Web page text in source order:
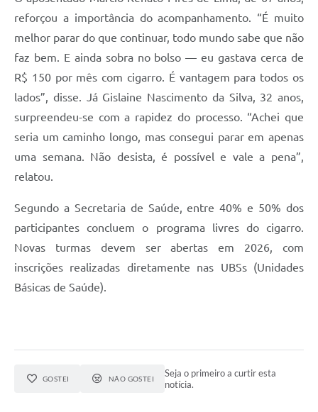
reforçou a importância do acompanhamento. “É muito
melhor parar do que continuar, todo mundo sabe que não
faz bem. E ainda sobra no bolso — eu gastava cerca de
R$ 150 por mês com cigarro. É vantagem para todos os
lados”, disse. Já Gislaine Nascimento da Silva, 32 anos,
surpreendeu-se com a rapidez do processo. “Achei que
seria um caminho longo, mas consegui parar em apenas
uma semana. Não desista, é possível e vale a pena”,
relatou.
Segundo a Secretaria de Saúde, entre 40% e 50% dos
participantes concluem o programa livres do cigarro.
Novas turmas devem ser abertas em 2026, com
inscrições realizadas diretamente nas UBSs (Unidades
Básicas de Saúde).
GOSTEI NÃO GOSTEI
Seja o primeiro a curtir esta
notícia.